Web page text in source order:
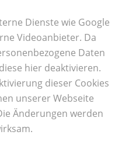
Dienste wie Google
Videoanbieter. Da
Daten
hier deaktivieren.
dieser Cookies
unserer Webseite
Änderungen werden